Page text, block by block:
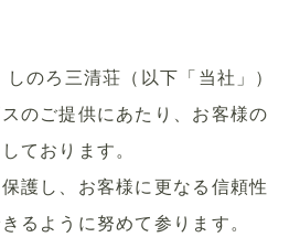
のろ三清荘（以下「当社」）
のご提供にあたり、お客様の
ております。
護し、お客様に更なる信頼性
るように努めて参ります。